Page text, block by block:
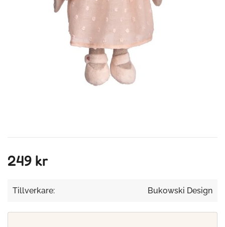
249 kr
Tillverkare: Bukowski Design